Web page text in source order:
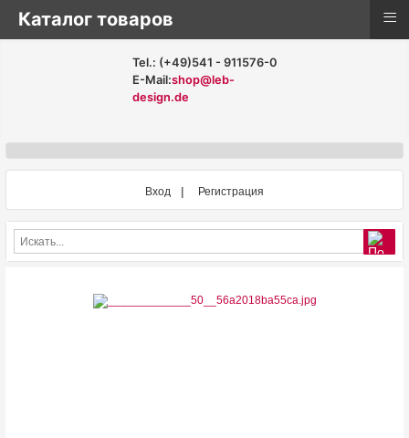
Tel.: (+49)541 - 911576-0
E-Mail:shop@leb-
design.de
Вход Регистрация
Каталог товаров ≡